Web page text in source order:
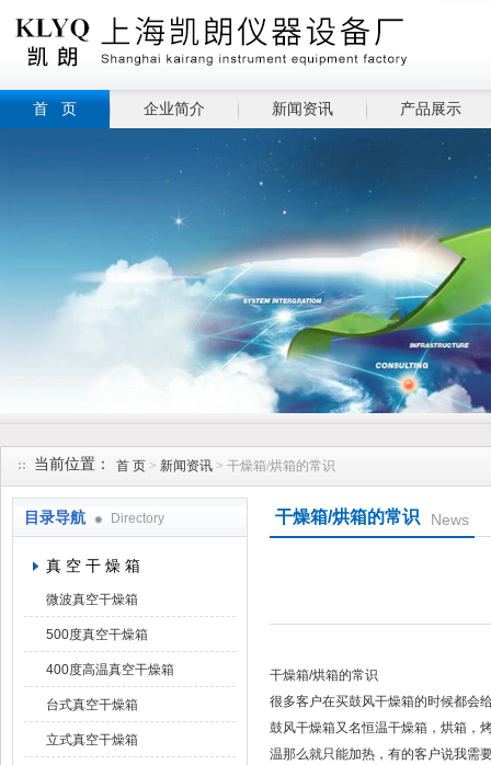
首 页 企业简介 新闻资讯 产品展示
当前位置： 首 页 > 新闻资讯 > 干燥箱/烘箱的常识
目录导航 Directory
真 空 干 燥 箱
微波真空干燥箱
500度真空干燥箱
400度高温真空干燥箱
台式真空干燥箱
立式真空干燥箱
干燥箱/烘箱的常识 News
干燥箱/烘箱的常识
很多客户在买鼓风干燥箱的时候都会
鼓风干燥箱又名恒温干燥箱，烘箱，
温那么就只能加热，有的客户说我需